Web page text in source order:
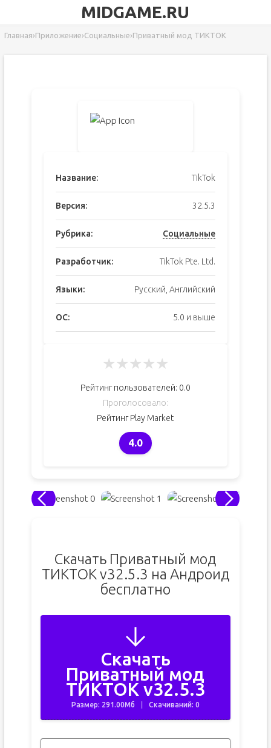
MIDGAME.RU
Главная›Приложение›Социальные›Приватный мод ТИКТОК
Название: TikTok
Версия: 32.5.3
Рубрика: Социальные
Разработчик: TikTok Pte. Ltd.
Языки: Русский, Английский
ОС: 5.0 и выше
★★★★★
Рейтинг пользователей: 0.0
Проголосовало:
Рейтинг Play Market
4.0
Скачать Приватный мод
ТИКТОК v32.5.3 на Андроид
бесплатно
Скачать
Приватный мод
ТИКТОК v32.5.3
Размер: 291.00Мб Скачиваний: 0